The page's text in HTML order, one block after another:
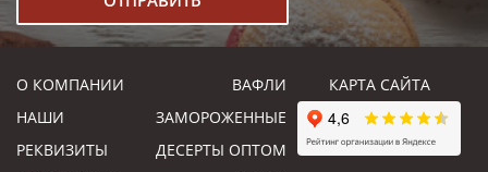
О КОМПАНИИ
НАШИ
РЕКВИЗИТЫ
ВАФЛИ
ЗАМОРОЖЕННЫЕ
ДЕСЕРТЫ ОПТОМ
КАРТА САЙТА